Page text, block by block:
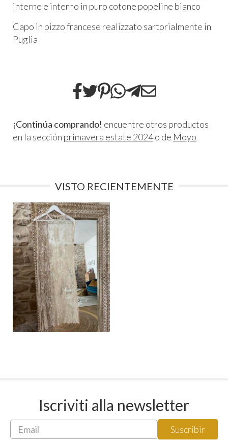
interne e interno in puro cotone popeline bianco
Capo in pizzo francese realizzato sartorialmente in
Puglia
¡Continúa comprando! encuentre otros productos
en la sección primavera estate 2024o de Moyo
VISTO RECIENTEMENTE
Iscriviti alla newsletter